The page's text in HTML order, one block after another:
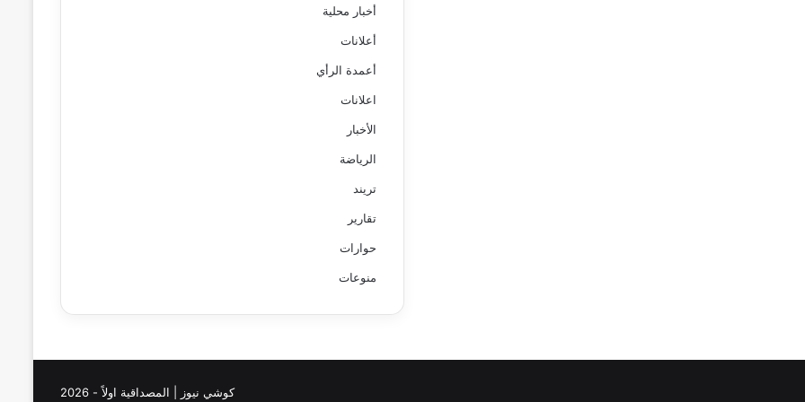
أخبار محلية
أعلانات
أعمدة الرأي
اعلانات
الأخبار
الرياضة
تريند
تقارير
حوارات
منوعات
كوشي نيوز | المصداقية اولاً - 2026